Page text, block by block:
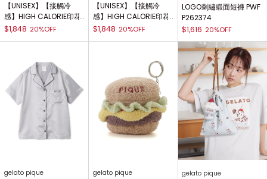
【UNISEX】【接觸冷
感】HIGH CALORIE印花
五分褲 PUFP262257
$1,848 20%OFF
【UNISEX】【接觸冷
感】HIGH CALORIE印花
襯衫 PUFT262256
$1,848 20%OFF
LOGO刺繡緞面短褲 PWF
P262374
$1,616 20%OFF
gelato pique gelato pique gelato pique